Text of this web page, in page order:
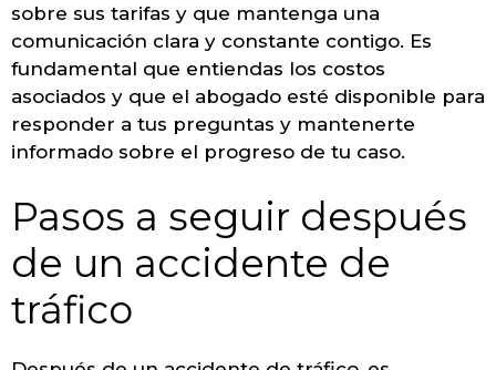
sobre sus tarifas y que mantenga una
comunicación clara y constante contigo. Es
fundamental que entiendas los costos
asociados y que el abogado esté disponible para
responder a tus preguntas y mantenerte
informado sobre el progreso de tu caso.
Pasos a seguir después
de un accidente de
tráfico